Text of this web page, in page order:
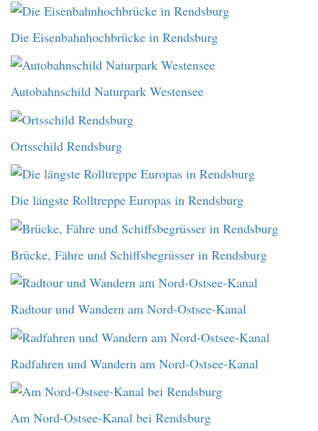
Die Eisenbahnhochbrücke in Rendsburg
Autobahnschild Naturpark Westensee
Ortsschild Rendsburg
Die längste Rolltreppe Europas in Rendsburg
Brücke, Fähre und Schiffsbegrüsser in Rendsburg
Radtour und Wandern am Nord-Ostsee-Kanal
Radfahren und Wandern am Nord-Ostsee-Kanal
Am Nord-Ostsee-Kanal bei Rendsburg